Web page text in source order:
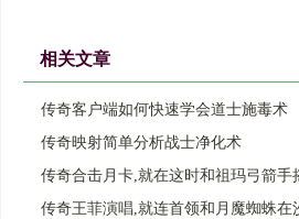
相关文章
传奇客户端如何快速学会道士施毒术
传奇映射简单分析战士净化术
传奇合击月卡,就在这时和祖玛弓箭手
传奇王菲演唱,就连首领和月魔蜘蛛在